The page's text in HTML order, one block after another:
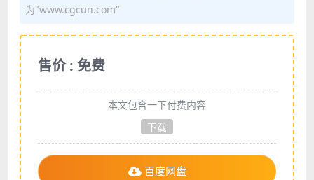
为"www.cgcun.com"
售价 : 免费
本文包含一下付费内容
下载
百度网盘